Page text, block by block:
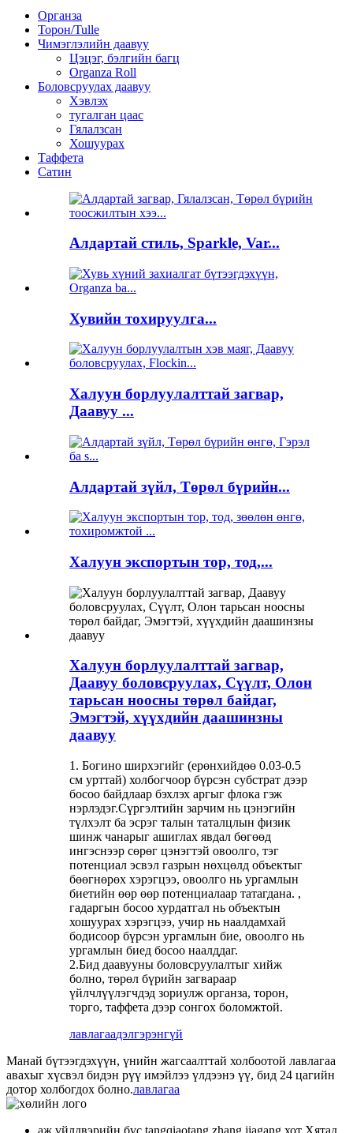
Органза
Торон/Tulle
Чимэглэлийн даавуу
Цэцэг, бэлгийн багц
Organza Roll
Боловсруулах даавуу
Хэвлэх
тугалган цаас
Гялалзсан
Хошуурах
Таффета
Сатин
Алдартай стиль, Sparkle, Var...
Хувийн тохируулга...
Халуун борлуулалттай загвар,
Даавуу ...
Алдартай зүйл, Төрөл бүрийн...
Халуун экспортын тор, тод,...
Халуун борлуулалттай загвар,
Даавуу боловсруулах, Сүүлт, Олон
тарьсан ноосны төрөл байдаг,
Эмэгтэй, хүүхдийн даашинзны
даавуу
1. Богино ширхэгийг (ерөнхийдөө 0.03-0.5
см урттай) холбогчоор бүрсэн субстрат дээр
босоо байдлаар бэхлэх аргыг флока гэж
нэрлэдэг.Сүргэлтийн зарчим нь цэнэгийн
түлхэлт ба эсрэг талын таталцлын физик
шинж чанарыг ашиглах явдал бөгөөд
ингэснээр сөрөг цэнэгтэй овоолго, тэг
потенциал эсвэл газрын нөхцөлд объектыг
бөөгнөрөх хэрэгцээ, овоолго нь ургамлын
биетийн өөр өөр потенциалаар татагдана. ,
гадаргын босоо хурдатгал нь объектын
хошуурах хэрэгцээ, учир нь наалдамхай
бодисоор бүрсэн ургамлын бие, овоолго нь
ургамлын биед босоо наалддаг.
2.Бид даавууны боловсруулалтыг хийж
болно, төрөл бүрийн загвараар
үйлчлүүлэгчдэд зориулж органза, торон,
торго, таффета дээр сонгох боломжтой.
лавлагаадэлгэрэнгүй
Манай бүтээгдэхүүн, үнийн жагсаалттай холбоотой лавлагаа
авахыг хүсвэл бидэн рүү имэйлээ үлдээнэ үү, бид 24 цагийн
дотор холбогдох болно.лавлагаа